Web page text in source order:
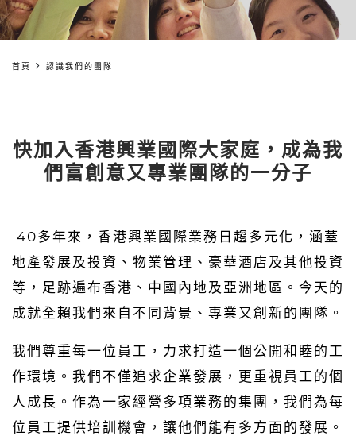
首頁 認識我們的團隊
快加入香港興業國際大家庭，成為我
們富創意又專業團隊的一分子
40多年來，香港興業國際業務日趨多元化，涵蓋
地產發展及投資、物業管理、豪華酒店及其他投資
等，足跡遍布香港、中國內地及亞洲地區。今天的
成就全賴我們來自不同背景、專業又創新的團隊。
我們尊重每一位員工，力求打造一個公開和睦的工
作環境。我們不僅追求企業發展，更重視員工的個
人成長。作為一家經營多項業務的集團，我們為每
位員工提供培訓機會，讓他們能有多方面的發展。